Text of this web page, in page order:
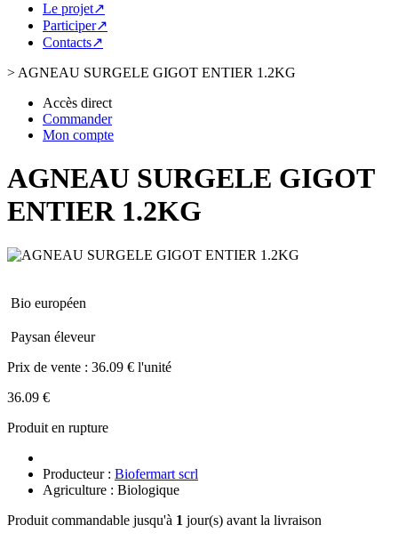
Le projet↗
Participer↗
Contacts↗
> AGNEAU SURGELE GIGOT ENTIER 1.2KG
Accès direct
Commander
Mon compte
AGNEAU SURGELE GIGOT
ENTIER 1.2KG
Bio européen
Paysan éleveur
Prix de vente : 36.09 € l'unité
36.09 €
Produit en rupture
Producteur : Biofermart scrl
Agriculture : Biologique
Produit commandable jusqu'à 1 jour(s) avant la livraison